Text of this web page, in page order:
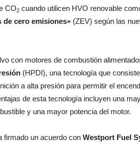
CO2 cuando utilicen HVO renovable
de cero emisiones» (ZEV) según las
con motores de combustión
(HPDI), una tecnología que
a alta presión para permitir el
de esta tecnología incluyen una
y una mayor potencia del motor.
firmado un acuerdo con Westport Fuel